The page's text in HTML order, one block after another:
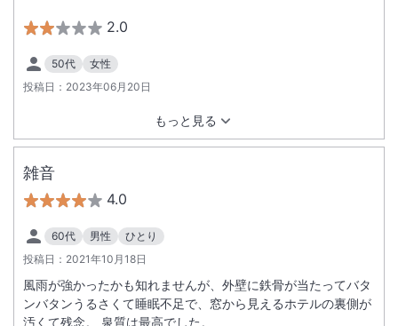
2.0
50代
女性
投稿日： 2023年06月20日
もっと見る
雑音
4.0
60代 男性
ひとり
投稿日： 2021年10月18日
風雨が強かったかも知れませんが、外壁に鉄骨が当たってバタ
ンバタンうるさくて睡眠不足で、窓から見えるホテルの裏側が
汚くて残念。 泉質は最高でした。